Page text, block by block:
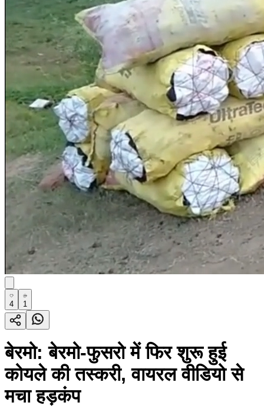
4 1
बेरमो: बेरमो-फुसरो में फिर शुरू हुई
कोयले की तस्करी, वायरल वीडियो से
मचा हड़कंप